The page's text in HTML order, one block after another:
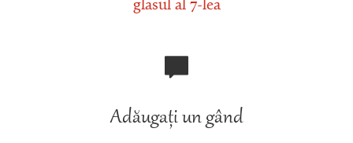
glasul al 7-lea
Adăugați un gând